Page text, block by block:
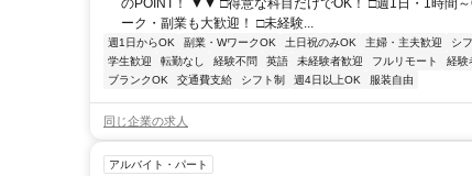
のPOINT！ ▼▼ □得意な科目だけでOK！ □週1日・1時間～
ーク・副業も大歓迎！ □未経験...
週1日からOK 副業・WワークOK 土日祝のみOK 主婦・主夫歓迎 シ
学生歓迎
転勤なし 経験不問 英語 未経験者歓迎 フルリモート 経験
ブランクOK
交通費支給 シフト制 週4日以上OK 服装自由
同じ企業の求人
アルバイト・パート